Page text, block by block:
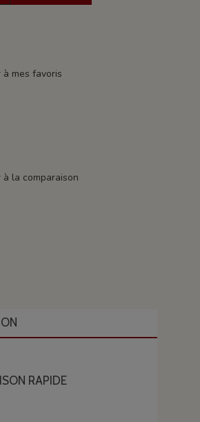
mes favoris
la comparaison
RAPIDE